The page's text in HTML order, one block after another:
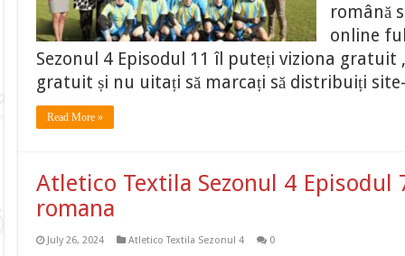
română
online
Sezonul 4 Episodul 11 îl puteți viziona gratuit
gratuit și nu uitați să marcați să distribuiți
Read More »
Atletico Textila Sezonul 4
romana
July 26, 2024 Atletico Textila Sezonul 4 0